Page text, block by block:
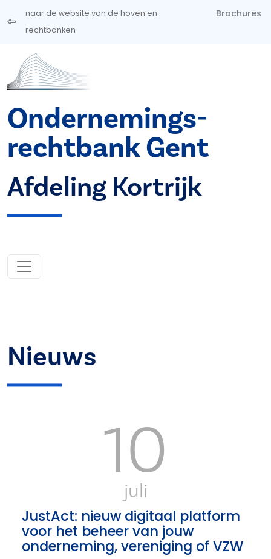
Overslaan en naar de inhoud gaan
naar de website van de hoven en
rechtbanken
Brochures
Ondernemings­
rechtbank Gent
Afdeling Kortrijk
Nieuws
10
juli
JustAct: nieuw digitaal platform
voor het beheer van jouw
onderneming, vereniging of VZW